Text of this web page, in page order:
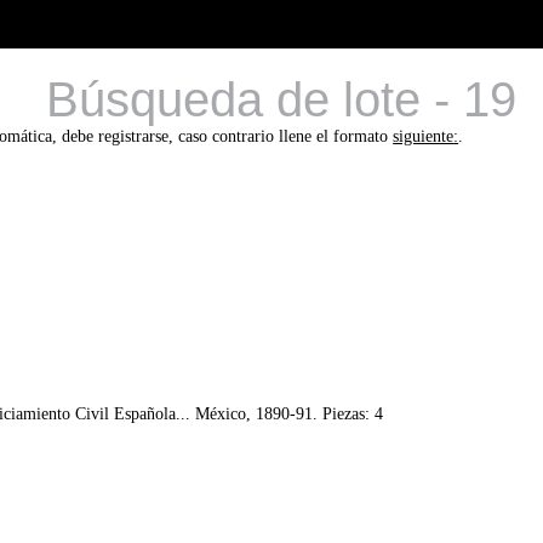
Búsqueda de lote - 19
debe registrarse, caso contrario llene el formatosiguiente:.
Civil Española... México, 1890-91. Piezas: 4